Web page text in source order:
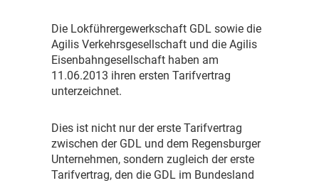
Die Lokführergewerkschaft GDL sowie die
Agilis Verkehrsgesellschaft und die Agilis
Eisenbahngesellschaft haben am
11.06.2013 ihren ersten Tarifvertrag
unterzeichnet.
Dies ist nicht nur der erste Tarifvertrag
zwischen der GDL und dem Regensburger
Unternehmen, sondern zugleich der erste
Tarifvertrag, den die GDL im Bundesland